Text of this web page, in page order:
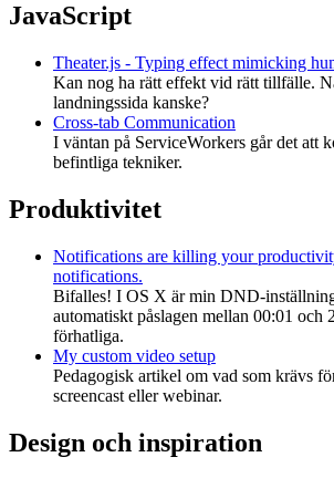
JavaScript
Theater.js - Typing effect mimicking
Kan nog ha rätt effekt vid rätt tillfälle.
landningssida kanske?
Cross-tab Communication
I väntan på ServiceWorkers går det att
befintliga tekniker.
Produktivitet
Notifications are killing your
notifications.
Bifalles! I OS X är min DND-
automatiskt påslagen mellan 00:01 och
förhatliga.
My custom video setup
Pedagogisk artikel om vad som krävs
screencast eller webinar.
Design och inspiration